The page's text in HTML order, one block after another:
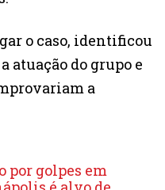
o caso, identificou
atuação do grupo e
a
por golpes em